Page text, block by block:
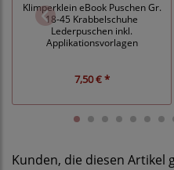
Klimperklein eBook Puschen Gr.
18-45 Krabbelschuhe
Lederpuschen inkl.
Applikationsvorlagen
7,50 € *
Kunden, die diesen Artikel